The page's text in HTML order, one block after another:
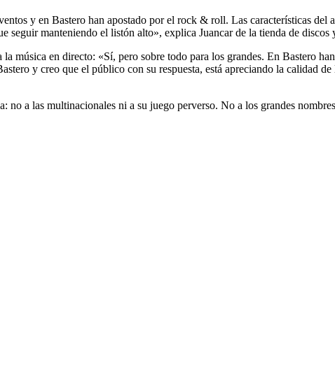
y en Bastero han apostado por el rock & roll. Las características
seguir manteniendo el listón alto», explica Juancar de la tienda de
música en directo: «Sí, pero sobre todo para los grandes. En Bastero
y creo que el público con su respuesta, está apreciando la calidad
no a las multinacionales ni a su juego perverso. No a los grandes